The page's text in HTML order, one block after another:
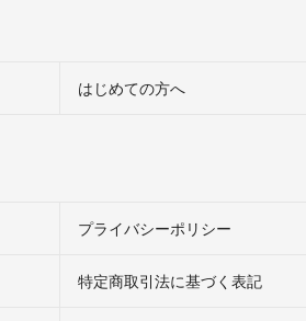
はじめての方へ
プライバシーポリシー
特定商取引法に基づく表記